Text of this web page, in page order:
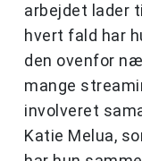
arbejdet lader
hvert fald har
den ovenfor
mange
involveret
Katie Melua,